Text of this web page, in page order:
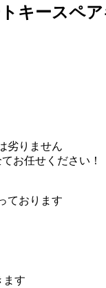
キースペ
劣りません
お任せください！
ております
ます